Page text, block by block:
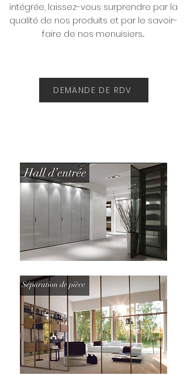
intégrée, laissez-vous surprendre par la
qualité de nos produits et par le savoir-
faire de nos menuisiers...
DEMANDE DE RDV